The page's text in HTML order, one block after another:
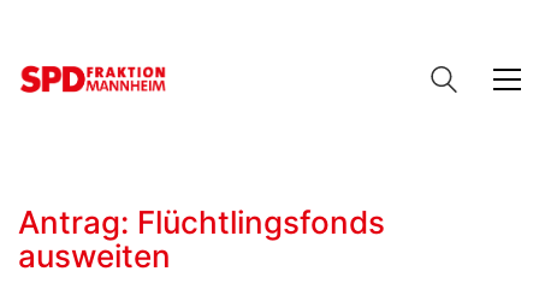
Antrag: Flüchtlingsfonds
ausweiten